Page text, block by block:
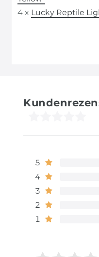
4 x Lucky Reptile
5
4
3
2
1